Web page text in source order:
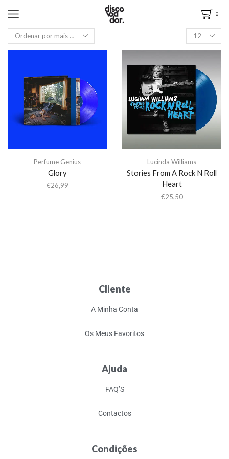
0
Perfume Genius
Glory
€26,99
Lucinda Williams
Stories From A Rock N Roll
Heart
€25,50
Cliente
A Minha Conta
Os Meus Favoritos
Ajuda
FAQ’S
Contactos
Condições